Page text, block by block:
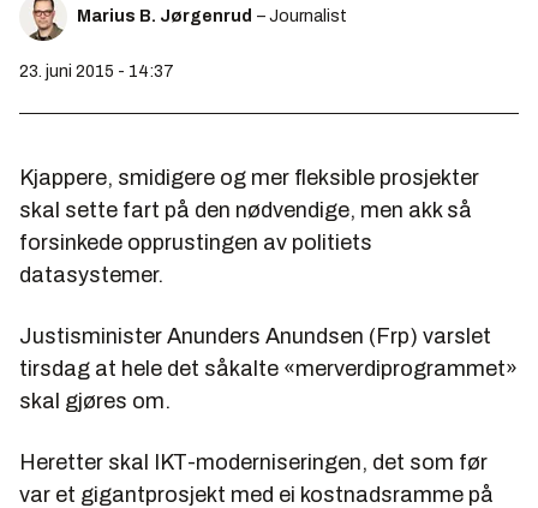
Marius B. Jørgenrud – Journalist
23. juni 2015 - 14:37
Kjappere, smidigere og mer fleksible prosjekter
skal sette fart på den nødvendige, men akk så
forsinkede opprustingen av politiets
datasystemer.
Justisminister Anunders Anundsen (Frp) varslet
tirsdag at hele det såkalte «merverdiprogrammet»
skal gjøres om.
Heretter skal IKT-moderniseringen, det som før
var et gigantprosjekt med ei kostnadsramme på